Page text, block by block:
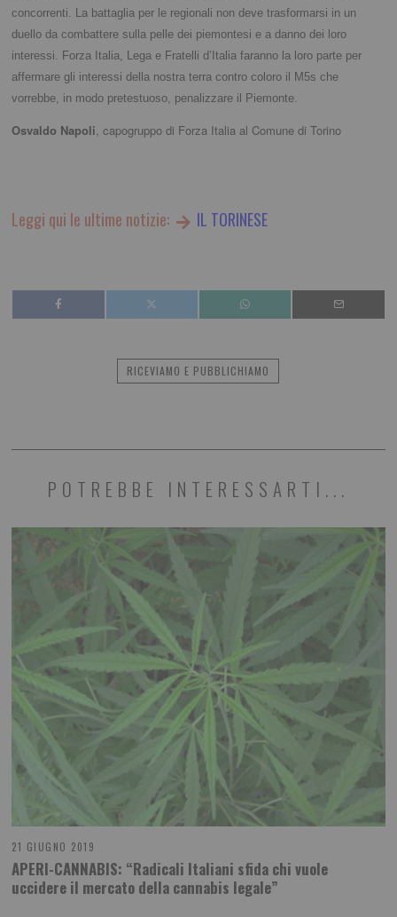
concorrenti. La battaglia per le regionali non deve trasformarsi in un
duello da combattere sulla pelle dei piemontesi e a danno dei loro
interessi. Forza Italia, Lega e Fratelli d’Italia faranno la loro parte per
affermare gli interessi della nostra terra contro coloro il M5s che
vorrebbe, in modo pretestuoso, penalizzare il Piemonte.
Osvaldo Napoli, capogruppo di Forza Italia al Comune di Torino
Leggi qui le ultime notizie: IL TORINESE
RICEVIAMO E PUBBLICHIAMO
POTREBBE INTERESSARTI...
21 GIUGNO 2019
APERI-CANNABIS: “Radicali Italiani sfida chi vuole
uccidere il mercato della cannabis legale”